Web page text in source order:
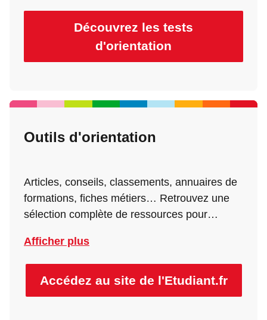
permettent de mieux vous connaître et
d’identifier des pistes adaptées à votre profil.
Découvrez les tests
d'orientation
Outils d'orientation
Articles, conseils, classements, annuaires de
formations, fiches métiers… Retrouvez une
sélection complète de ressources pour
projet d’études. Nos outils vous
accompagnent à chaque étape pour mieux
comprendre les formations, les débouchés et
les parcours possibles.
Afficher plus
Accédez au site de l'Etudiant.fr